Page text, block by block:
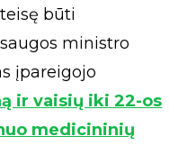
būti
ministro
įpareigojo
ir vaisių iki 22-os
medicininių